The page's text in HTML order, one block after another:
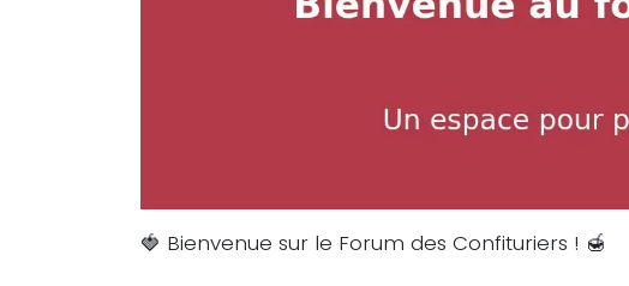
🍓 Bienvenue sur le Forum des Confituriers ! 🍯